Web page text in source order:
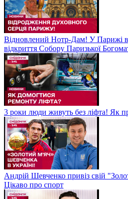
Відновлений Нотр-Дам! У Парижі
відкриття Собору Паризької
3 роки люди живуть без ліфта! Як
Андрій Шевченко привіз свій
Цікаво про спорт